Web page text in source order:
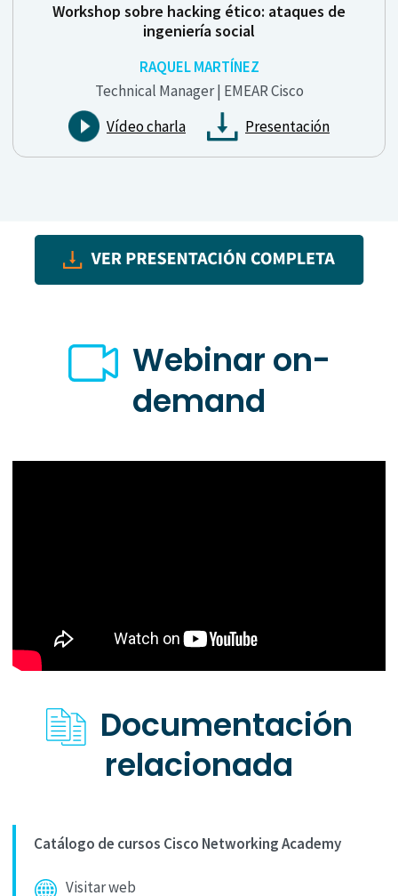
Workshop sobre hacking ético: ataques de
ingeniería social
RAQUEL MARTÍNEZ
Technical Manager | EMEAR Cisco
Vídeo charla
Presentación
Webinar on-
demand
Documentación
relacionada
Catálogo de cursos Cisco Networking Academy
Visitar web